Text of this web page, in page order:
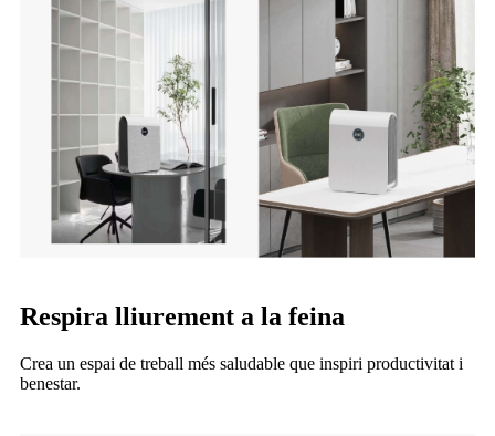
Respira lliurement a la feina
Crea un espai de treball més saludable que inspiri productivitat i
benestar.